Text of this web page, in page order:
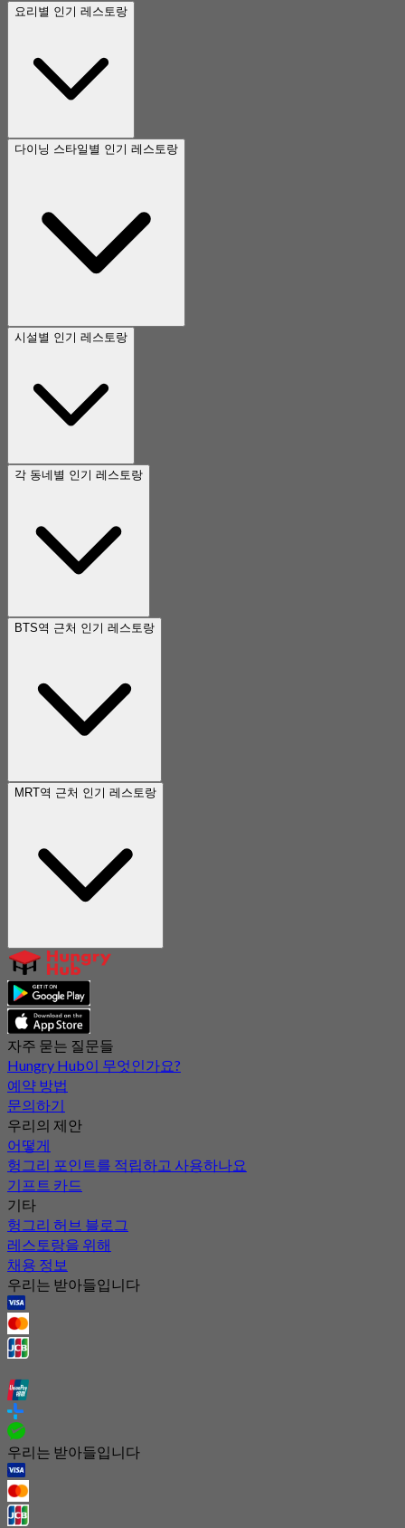
요리별 인기 레스토랑
다이닝 스타일별 인기 레스토랑
시설별 인기 레스토랑
각 동네별 인기 레스토랑
BTS역 근처 인기 레스토랑
MRT역 근처 인기 레스토랑
자주 묻는 질문들
Hungry Hub이 무엇인가요?
예약 방법
문의하기
우리의 제안
어떻게
헝그리 포인트를 적립하고 사용하나요
기프트 카드
기타
헝그리 허브 블로그
레스토랑을 위해
채용 정보
우리는 받아들입니다
우리는 받아들입니다